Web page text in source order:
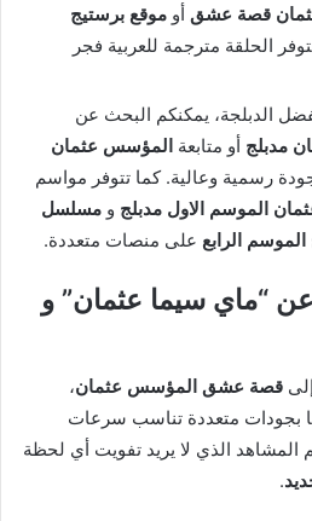
قصة عشق أو موقع برستيج
الحلقة مترجمة للعربية فجر
الدبلجة، يمكنكم البحث عن
مدبلج أو متابعة المؤسس عثمان
رسمية وعالية. كما تتوفر مواسم
الموسم الاول مدبلج و مسلسل
الرابع على منصات متعددة.
عن “ماي سيما عثمان” و
قصة عشق المؤسس عثمان،
بجودات متعددة تناسب سرعات
المشاهد الذي لا يريد تفويت أي لحظة
.